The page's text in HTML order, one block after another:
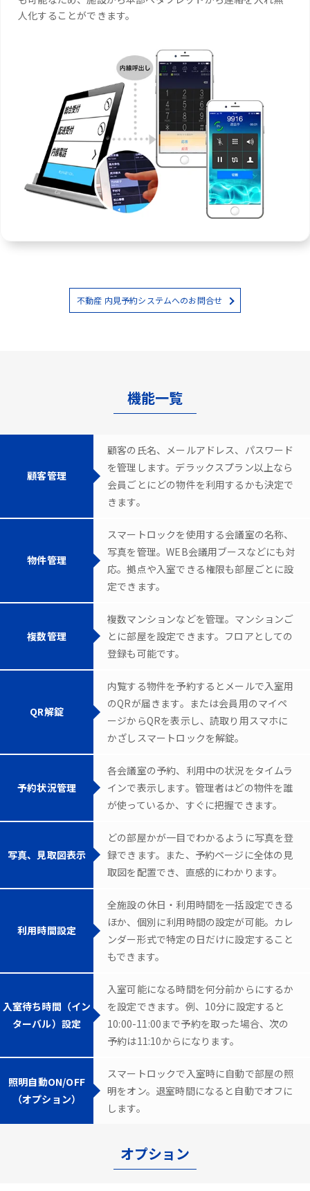
人化することができます。
不動産 内見予約システムへのお問合せ
機能一覧
顧客管理
顧客の氏名、メールアドレス、パスワード
を管理します。デラックスプラン以上なら
会員ごとにどの物件を利用するかも決定で
きます。
物件管理
スマートロックを使用する会議室の名称、
写真を管理。WEB会議用ブースなどにも対
応。拠点や入室できる権限も部屋ごとに設
定できます。
複数管理
複数マンションなどを管理。マンションご
とに部屋を設定できます。フロアとしての
登録も可能です。
QR解錠
内覧する物件を予約するとメールで入室用
のQRが届きます。または会員用のマイペ
ージからQRを表示し、読取り用スマホに
かざしスマートロックを解錠。
予約状況管理
各会議室の予約、利用中の状況をタイムラ
インで表示します。管理者はどの物件を誰
が使っているか、すぐに把握できます。
写真、見取図表示
どの部屋かが一目でわかるように写真を登
録できます。また、予約ページに全体の見
取図を配置でき、直感的にわかります。
利用時間設定
全施設の休日・利用時間を一括設定できる
ほか、個別に利用時間の設定が可能。カレ
ンダー形式で特定の日だけに設定すること
もできます。
入室待ち時間（イン
ターバル）設定
入室可能になる時間を何分前からにするか
を設定できます。例、10分に設定すると
10:00-11:00まで予約を取った場合、次の
予約は11:10からになります。
照明自動ON/OFF
（オプション）
スマートロックで入室時に自動で部屋の照
明をオン。退室時間になると自動でオフに
します。
オプション